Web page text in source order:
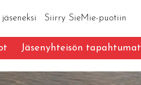
Siirry SieMie-puotiin
Jäsenyhteisön tapahtumat